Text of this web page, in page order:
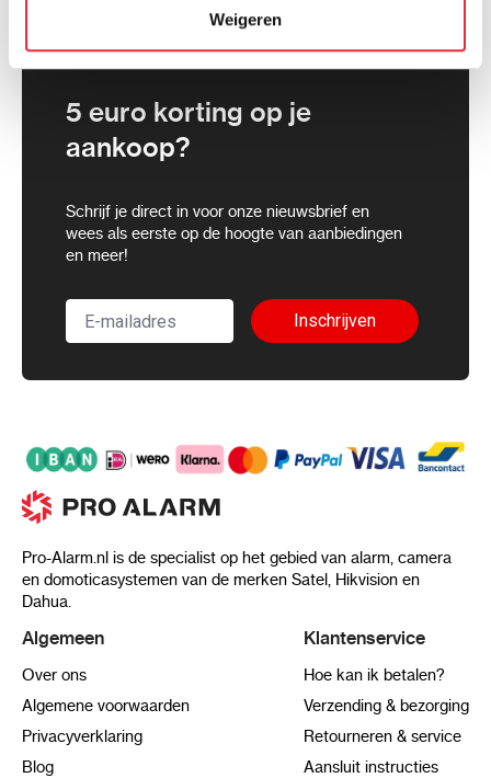
Weigeren
5 euro korting op je
aankoop?
Schrijf je direct in voor onze nieuwsbrief en
wees als eerste op de hoogte van aanbiedingen
en meer!
Inschrijven
Pro-Alarm.nl is de specialist op het gebied van alarm, camera
en domoticasystemen van de merken Satel, Hikvision en
Dahua.
Algemeen
Over ons
Algemene voorwaarden
Privacyverklaring
Blog
Klantenservice
Hoe kan ik betalen?
Verzending & bezorging
Retourneren & service
Aansluit instructies